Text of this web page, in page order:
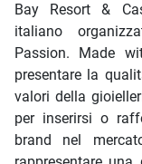
Bay Resort &
italiano
Passion. Made
presentare la
valori della
per inserirsi o
brand nel